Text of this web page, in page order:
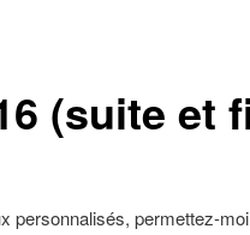
(suite et
personnalisés, permettez-